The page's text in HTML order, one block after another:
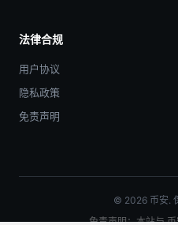
法律合规
用户协议
隐私政策
免责声明
© 2026 币安.
免责声明：本站与